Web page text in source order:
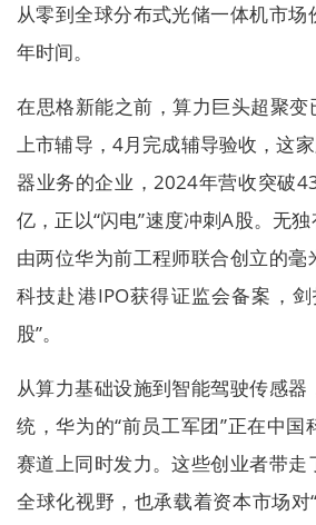
从零到全球分布式光储一体机市
年时间。
在思格新能之前，算力巨头超聚
上市辅导，4月完成辅导验收，这
器业务的企业，2024年营收突破
亿，正以“闪电”速度冲刺A股。无
由两位华为前工程师联合创立的
科技赴港IPO获得证监会备案，
股”。
从算力基础设施到智能驾驶传感
统，华为的“前员工军团”正在中
赛道上同时发力。这些创业者带走
全球化视野，也承载着资本市场对